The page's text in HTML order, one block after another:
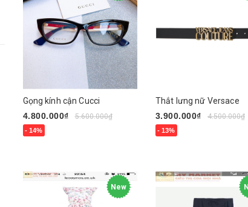
Gọng kính cận Cucci
4.800.000₫
5.600.000₫
- 14%
Thắt lưng nữ Versace
3.900.000₫
4.500.000₫
- 13%
New